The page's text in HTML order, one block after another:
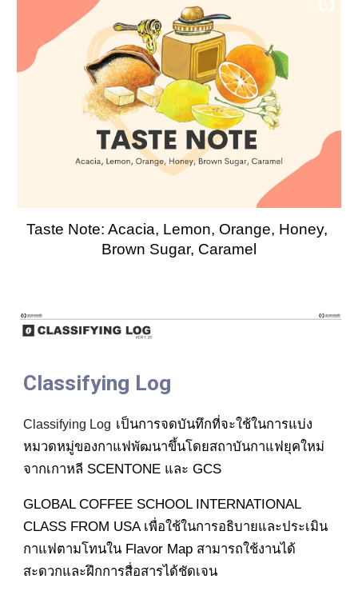
Taste Note: Acacia, Lemon, Orange, Honey,
Brown Sugar, Caramel
Classifying Log
Classifying Log เป็นการจดบันทึกที่จะใช้ในการแบ่ง
หมวดหมู่ของกาแฟพัฒนาขึ้นโดยสถาบันกาแฟยุคใหม่
จากเกาหลี SCENTONE และ GCS
GLOBAL​ COFFEE​ SCHOOL​ INTERNATIONAL​
CLASS​ FROM​ USA​ เพื่อใช้ในการอธิบายและประเมิน
กาแฟตามโทนใน Flavor Map สามารถใช้งานได้
สะดวกและฝึกการสื่อสารได้ชัดเจน